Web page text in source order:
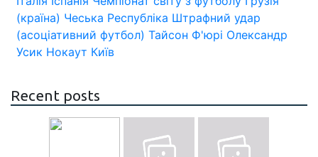
(країна) Чеська Республіка Штрафний удар
(асоціативний футбол) Тайсон Ф'юрі Олександр
Усик Нокаут Київ
Recent posts